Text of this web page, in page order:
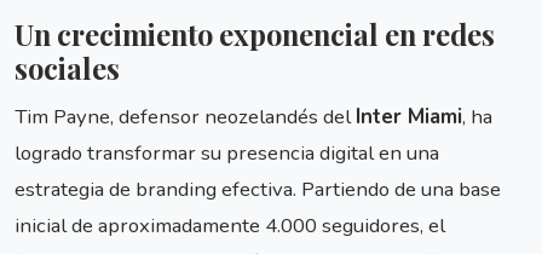
Un crecimiento exponencial en redes
sociales
Tim Payne, defensor neozelandés delInter Miami, ha
logrado transformar su presencia digital en una
estrategia de branding efectiva. Partiendo de una base
inicial de aproximadamente 4.000 seguidores, el